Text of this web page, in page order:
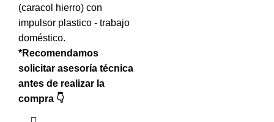
(caracol hierro) con
impulsor plastico - trabajo
doméstico.
*Recomendamos
solicitar asesoría técnica
antes de realizar la
compra 👇